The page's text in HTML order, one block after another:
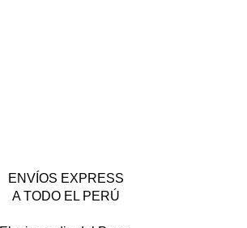
ENVÍOS EXPRESS
A TODO EL PERÚ